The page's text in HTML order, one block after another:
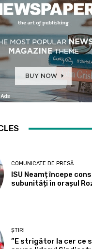
COMUNICATE DE PRESĂ
ISU Neamț începe
subunități în orașul
ȘTIRI
”E strigător la cer ce